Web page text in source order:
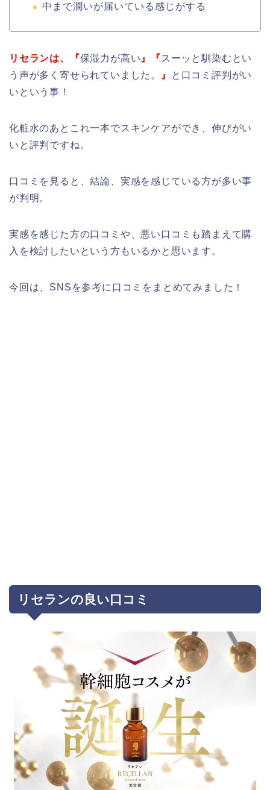
中まで潤いが届いている感じがする
リセランは、 『保湿力が高い 』『 スーッと馴染むとい
う声が多く寄せられていました。
』
と口コミ評判がい
いという事！
化粧水のあとこれ一本でスキンケアができ、伸びがい
いと評判ですね。
口コミを見ると、結論、実感を感じている方が多い事
が判明。
実感を感じた方の口コミや、悪い口コミも踏まえて購
入を検討したいという方もいるかと思います。
今回は、SNSを参考に口コミをまとめてみました！
リセランの良い口コミ